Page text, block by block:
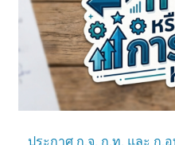
ประกาศ ก.จ. ก.ท. และ ก.